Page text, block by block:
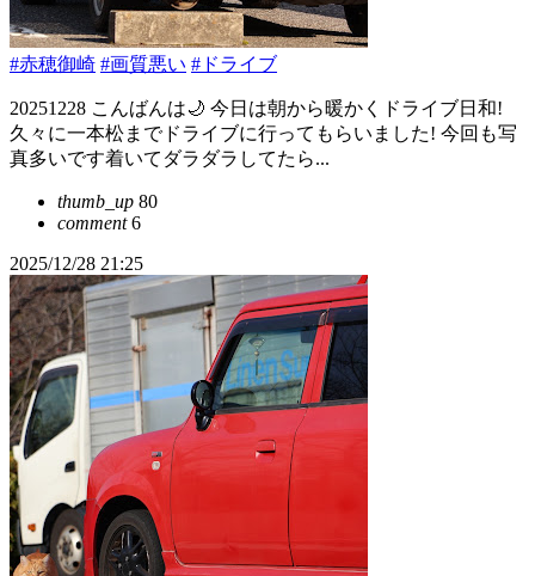
#赤穂御崎 #画質悪い #ドライブ
20251228 こんばんは🌙 今日は朝から暖かくドライブ日和!
久々に一本松までドライブに行ってもらいました! 今回も写
真多いです着いてダラダラしてたら...
thumb_up 80
comment6
2025/12/28 21:25